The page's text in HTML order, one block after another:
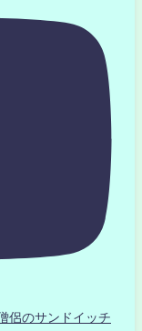
侶のサンドイッチ